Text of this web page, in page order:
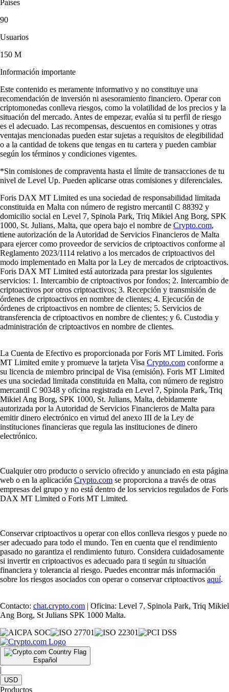
Países
90
Usuarios
150 M
Información importante
Este contenido es meramente informativo y no constituye una
recomendación de inversión ni asesoramiento financiero. Operar con
criptomonedas conlleva riesgos, como la volatilidad de los precios y la
situación del mercado. Antes de empezar, evalúa si tu perfil de riesgo
es el adecuado. Las recompensas, descuentos en comisiones y otras
ventajas mencionadas pueden estar sujetas a requisitos de elegibilidad
o a la cantidad de tokens que tengas en tu cartera y pueden cambiar
según los términos y condiciones vigentes.
*Sin comisiones de compraventa hasta el límite de transacciones de tu
nivel de Level Up. Pueden aplicarse otras comisiones y diferenciales.
Foris DAX MT Limited es una sociedad de responsabilidad limitada
constituida en Malta con número de registro mercantil C 88392 y
domicilio social en Level 7, Spinola Park, Triq Mikiel Ang Borg, SPK
1000, St. Julians, Malta, que opera bajo el nombre de Crypto.com,
tiene autorización de la Autoridad de Servicios Financieros de Malta
para ejercer como proveedor de servicios de criptoactivos conforme al
Reglamento 2023/1114 relativo a los mercados de criptoactivos del
modo implementado en Malta por la Ley de mercados de criptoactivos.
Foris DAX MT Limited está autorizada para prestar los siguientes
servicios: 1. Intercambio de criptoactivos por fondos; 2. Intercambio de
criptoactivos por otros criptoactivos; 3. Recepción y transmisión de
órdenes de criptoactivos en nombre de clientes; 4. Ejecución de
órdenes de criptoactivos en nombre de clientes; 5. Servicios de
transferencia de criptoactivos en nombre de clientes; y 6. Custodia y
administración de criptoactivos en nombre de clientes.
La Cuenta de Efectivo es proporcionada por Foris MT Limited. Foris
MT Limited emite y promueve la tarjeta Visa Crypto.com conforme a
su licencia de miembro principal de Visa (emisión). Foris MT Limited
es una sociedad limitada constituida en Malta, con número de registro
mercantil C 90348 y oficina registrada en Level 7, Spinola Park, Triq
Mikiel Ang Borg, SPK 1000, St. Julians, Malta, debidamente
autorizada por la Autoridad de Servicios Financieros de Malta para
emitir dinero electrónico en virtud del anexo III de la Ley de
instituciones financieras que regula las instituciones de dinero
electrónico.
Cualquier otro producto o servicio ofrecido y anunciado en esta página
web o en la aplicación Crypto.com se proporciona a través de otras
empresas del grupo y no está dentro de los servicios regulados de Foris
DAX MT Limited o Foris MT Limited.
Conservar criptoactivos u operar con ellos conlleva riesgos y puede no
ser adecuado para todo el mundo. Ten en cuenta que el rendimiento
pasado no garantiza el rendimiento futuro. Considera cuidadosamente
si invertir en criptoactivos es adecuado para ti según tu situación
financiera y tolerancia al riesgo. Puedes encontrar más información
sobre los riesgos asociados con operar o conservar criptoactivos aquí.
Contacto: chat.crypto.com | Oficina: Level 7, Spinola Park, Triq Mikiel
Ang Borg, St Julians SPK 1000 Malta.
Español
|
USD
Productos